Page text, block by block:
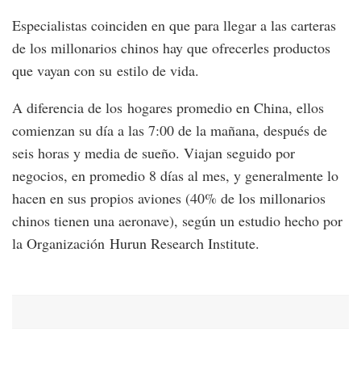
Especialistas coinciden en que para llegar a las carteras
de los millonarios chinos hay que ofrecerles productos
que vayan con su estilo de vida.
A diferencia de los hogares promedio en China, ellos
comienzan su día a las 7:00 de la mañana, después de
seis horas y media de sueño. Viajan seguido por
negocios, en promedio 8 días al mes, y generalmente lo
hacen en sus propios aviones (40% de los millonarios
chinos tienen una aeronave), según un estudio hecho por
la Organización Hurun Research Institute.